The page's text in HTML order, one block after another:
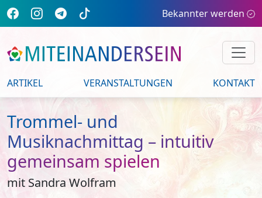
Bekannter werden
ARTIKEL VERANSTALTUNGEN KONTAKT
Trommel- und
Musiknachmittag – intuitiv
gemeinsam spielen
mit Sandra Wolfram